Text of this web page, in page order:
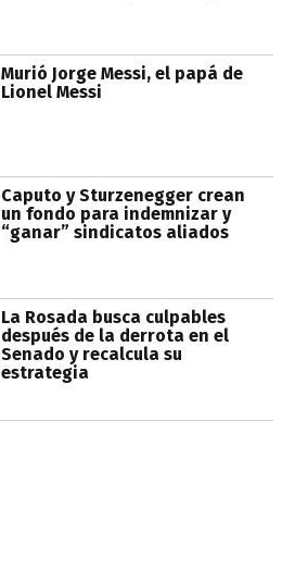
Murió Jorge Messi, el papá de
Lionel Messi
Caputo y Sturzenegger crean
un fondo para indemnizar y
“ganar” sindicatos aliados
La Rosada busca culpables
después de la derrota en el
Senado y recalcula su
estrategia